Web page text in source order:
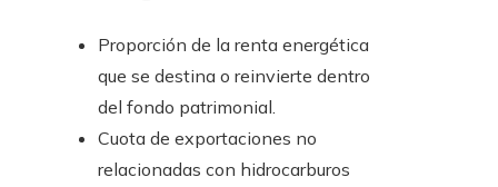
Proporción de la renta energética
que se destina o reinvierte dentro
del fondo patrimonial.
Cuota de exportaciones no
relacionadas con hidrocarburos